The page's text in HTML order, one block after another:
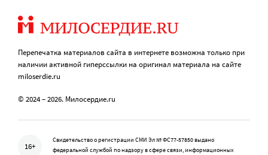
Перепечатка материалов сайта в интернете возможна только при
наличии активной гиперссылки на оригинал материала на сайте
miloserdie.ru
© 2024 – 2026. Милосердие.ru
16+
Свидетельство о регистрации СМИ Эл № ФС77-57850 выдано
федеральной службой по надзору в сфере связи, информационных